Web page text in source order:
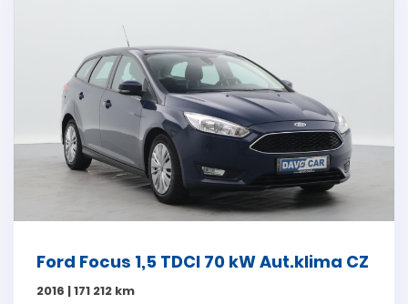
Ford Focus 1,5 TDCI 70 kW Aut.klima CZ
2016 | 171 212 km